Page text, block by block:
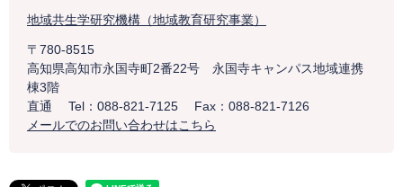
地域共生学研究機構（地域教育研究事業）
〒780-8515
高知県高知市永国寺町2番22号 永国寺キャンパス地域連携
棟3階
直通
Tel：088-821-7125
Fax：088-821-7126
メールでのお問い合わせはこちら